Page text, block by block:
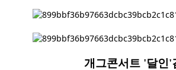
개그콘서트 '달인'